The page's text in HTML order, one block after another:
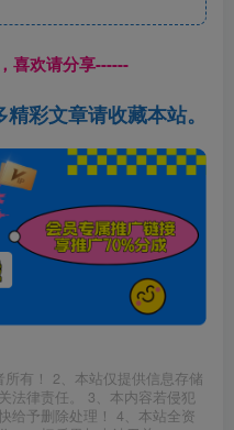
喜欢请分享------
彩文章请收藏本站。
有！ 2、本站仅提供信息存储
法律责任。 3、本内容若侵犯
给予删除处理！ 4、本站全资